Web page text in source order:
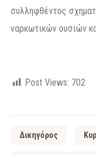
συλληφθέντος
ναρκωτικών ουσιών
Post Views: 702
Δικηγόρος